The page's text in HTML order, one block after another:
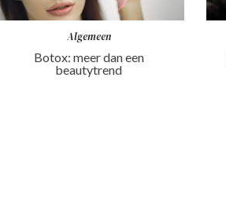
Algemeen
Botox: meer dan een
beautytrend